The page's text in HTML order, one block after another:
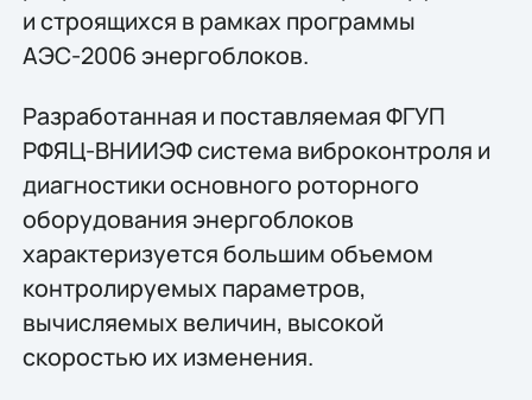
и строящихся в рамках программы
АЭС-2006 энергоблоков.
Разработанная и поставляемая ФГУП
РФЯЦ-ВНИИЭФ система виброконтроля и
диагностики основного роторного
оборудования энергоблоков
характеризуется большим объемом
контролируемых параметров,
вычисляемых величин, высокой
скоростью их изменения.